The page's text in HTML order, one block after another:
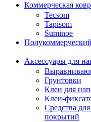
Коммерческая
Tecsom
Tapisom
Suminoe
Аксессуары для
Грунтовки
Клеи для
Клеи-
Средства
покрытий